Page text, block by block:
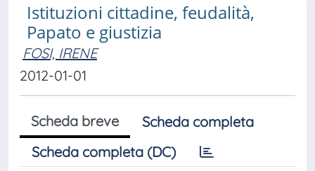
Istituzioni cittadine, feudalità,
Papato e giustizia
FOSI, IRENE
2012-01-01
Scheda breve
Scheda completa
Scheda completa (DC)